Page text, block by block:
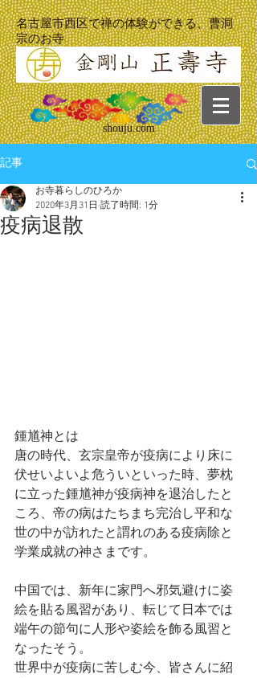
名古屋市西区で禅の体験ができる、曹洞
宗のお寺
shouju.com
記事
疫病退散
お寺暮らしのひろか
2020年3月31日 読了時間: 1分
鍾馗神とは
唐の時代、玄宗皇帝が疫病により床に
伏せいよいよ危ういといった時、夢枕
に立った鍾馗神が疫病神を退治したと
ころ、帝の病はたちまち完治し平和な
世の中が訪れたと謂れのある疫病除と
学業成就の神さまです。
中国では、新年に家門へ邪気避けに姿
絵を貼る風習があり、転じて日本では
端午の節句に人形や姿絵を飾る風習と
なったそう。
世界中が疫病に苦しむ今、皆さんに紹